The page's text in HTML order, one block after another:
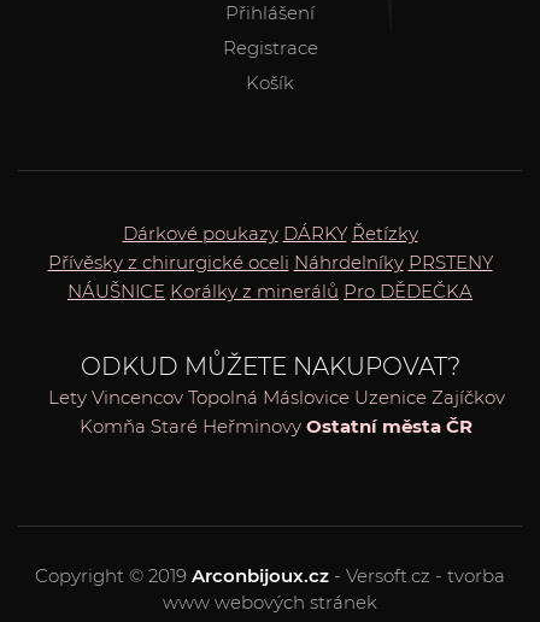
Přihlášení
Registrace
Košík
Dárkové poukazy DÁRKY Řetízky
Přívěsky z chirurgické oceli Náhrdelníky PRSTENY
NÁUŠNICE Korálky z minerálů Pro DĚDEČKA
ODKUD MŮŽETE NAKUPOVAT?
Lety Vincencov Topolná Máslovice Uzenice Zajíčkov
Komňa Staré Heřminovy Ostatní města ČR
Copyright © 2019 Arconbijoux.cz - Versoft.cz - tvorba
www webových stránek